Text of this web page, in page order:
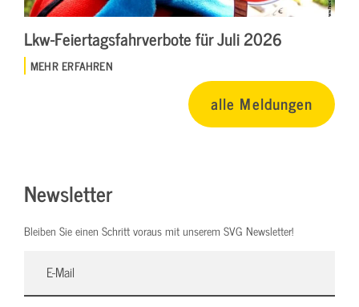
Lkw-Feiertagsfahrverbote für Juli 2026
MEHR ERFAHREN
alle Meldungen
Newsletter
Bleiben Sie einen Schritt voraus mit unserem SVG Newsletter!